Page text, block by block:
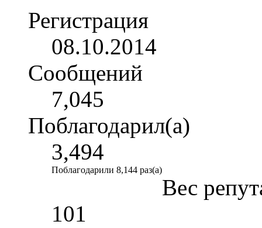
Регистрация
08.10.2014
Сообщений
7,045
Поблагодарил(а)
3,494
Поблагодарили 8,144 раз(а)
Вес
101